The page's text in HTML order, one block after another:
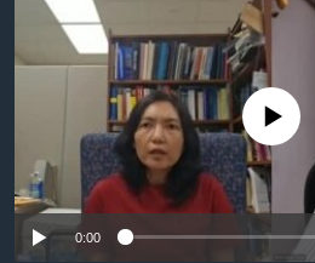
အကြောင်းအရာ
ပင်မ
အ
ညွန်း
တရုတ်
အစ္စရေး-ပါလက်စတိုင်း
ရပ်ဝန်းတခု လမ်းတခု အလွန်
အင်္ဂလိပ်စာလေ့လာမယ်
အမေရိကန်သုံးအီဒီယံ
မကြေးမုံရဲ့ အင်္ဂလိပ်စာ
ရုပ်ရှင်ထဲက အင်္ဂလိပ်စာ
သုတပဒေသာ အင်္ဂလိပ်စာ
အပတ်စဉ်ကဏ္ဍများ
ရေဒီယို
တီဗွီ
ရေဒီယိုနှင့်ရုပ်သံ အချက်အလက်များ
ရေဒီယို/တီဗွီအစီအစဉ်
Learning English
No media source
0:00